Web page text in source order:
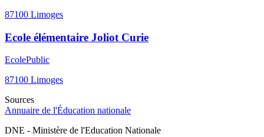
87100 Limoges
Ecole élémentaire Joliot Curie
EcolePublic
87100 Limoges
Sources
Annuaire de l'Éducation nationale
DNE - Ministère de l'Education Nationale